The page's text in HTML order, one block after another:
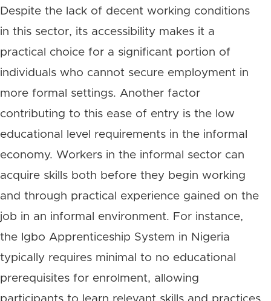
Despite the lack of decent working conditions
in this sector, its accessibility makes it a
practical choice for a significant portion of
individuals who cannot secure employment in
more formal settings. Another factor
contributing to this ease of entry is the low
educational level requirements in the informal
economy. Workers in the informal sector can
acquire skills both before they begin working
and through practical experience gained on the
job in an informal environment. For instance,
the Igbo Apprenticeship System in Nigeria
typically requires minimal to no educational
prerequisites for enrolment, allowing